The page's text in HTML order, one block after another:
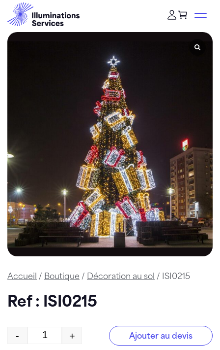
Accueil / Boutique / Décoration au sol / ISI0215
Ref : ISI0215
quantité de ISI0215
- + Ajouter au devis